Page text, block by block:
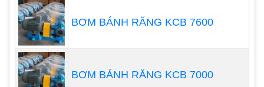
Nuôi trồng thủy sản: Cung cấp oxy cho cá và
động vật thủy sinh trong ao hồ.
Các ứng dụng khác.
BƠM BÁNH RĂNG KCB 7600
BƠM BÁNH RĂNG KCB 7000